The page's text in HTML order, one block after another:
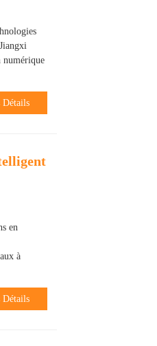
numérique
Détails
en
à
Détails